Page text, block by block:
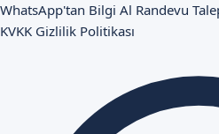
WhatsApp'tan Bilgi Al Randevu
KVKK Gizlilik Politikası